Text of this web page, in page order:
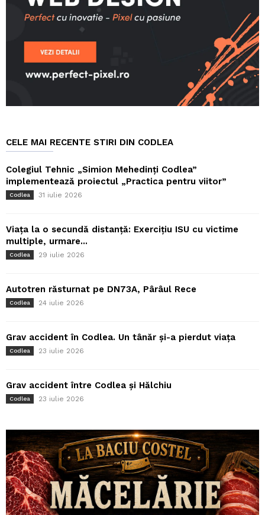
CELE MAI RECENTE STIRI DIN CODLEA
Colegiul Tehnic „Simion Mehedinți Codlea”
implementează proiectul „Practica pentru viitor”
Codlea 31 iulie 2026
Viața la o secundă distanță: Exercițiu ISU cu victime
multiple, urmare...
Codlea 29 iulie 2026
Autotren răsturnat pe DN73A, Pârâul Rece
Codlea 24 iulie 2026
Grav accident în Codlea. Un tânăr și-a pierdut viața
Codlea 23 iulie 2026
Grav accident între Codlea și Hălchiu
Codlea 23 iulie 2026